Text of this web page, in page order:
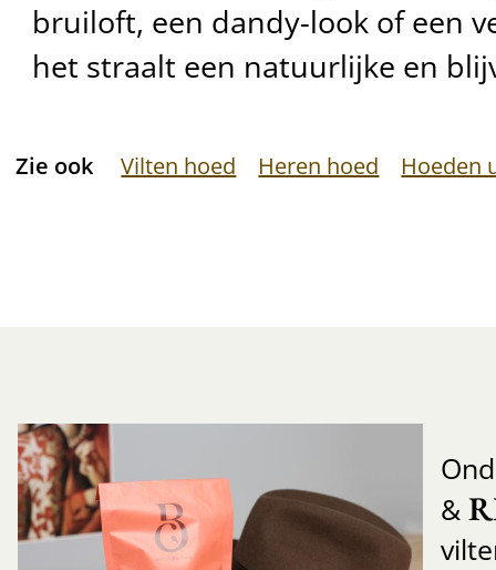
bruiloft, een dandy-look of een
het straalt een natuurlijke en
Zie ook Vilten hoed Heren hoed Hoeden
&